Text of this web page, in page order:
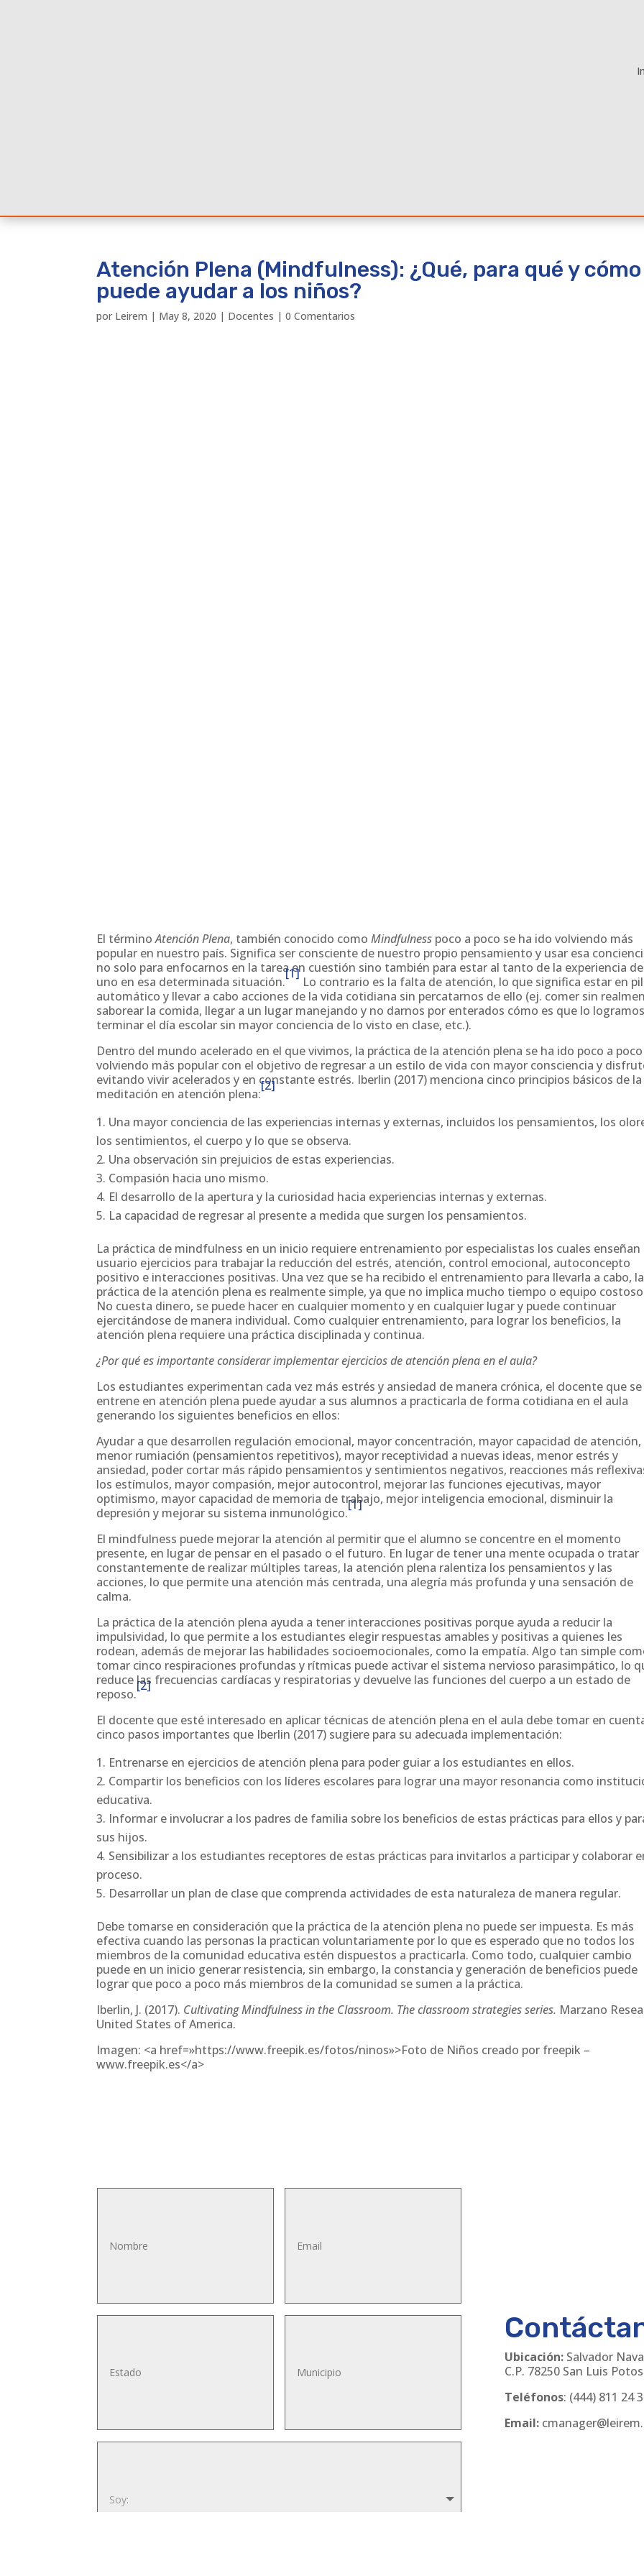
Atención Plena (Mindfulness): ¿Qué, para qué y cómo
puede ayudar a los niños?
por Leirem | May 8, 2020 | Docentes |0 Comentarios
El términoAtención Plena, también conocido comoMindfulness poco a poco se ha ido volviendo más
popular en nuestro país. Significa ser consciente de nuestro propio pensamiento y usar esa
no solo para enfocarnos en la tarea en cuestión sino también para estar al tanto de la experiencia de
uno en esa determinada situación.
[1]
Lo contrario es la falta de atención, lo que significa estar en
automático y llevar a cabo acciones de la vida cotidiana sin percatarnos de ello (ej. comer sin
saborear la comida, llegar a un lugar manejando y no darnos por enterados cómo es que lo
terminar el día escolar sin mayor conciencia de lo visto en clase, etc.).
Dentro del mundo acelerado en el que vivimos, la práctica de la atención plena se ha ido poco a poco
volviendo más popular con el objetivo de regresar a un estilo de vida con mayor consciencia y
evitando vivir acelerados y en constante estrés. Iberlin (2017) menciona cinco principios básicos de la
meditación en atención plena:
[2]
Una mayor conciencia de las experiencias internas y externas, incluidos los pensamientos, los
los sentimientos, el cuerpo y lo que se observa.
Una observación sin prejuicios de estas experiencias.
Compasión hacia uno mismo.
El desarrollo de la apertura y la curiosidad hacia experiencias internas y externas.
La capacidad de regresar al presente a medida que surgen los pensamientos.
La práctica de mindfulness en un inicio requiere entrenamiento por especialistas los cuales enseñan
usuario ejercicios para trabajar la reducción del estrés, atención, control emocional, autoconcepto
positivo e interacciones positivas. Una vez que se ha recibido el entrenamiento para llevarla a cabo, la
práctica de la atención plena es realmente simple, ya que no implica mucho tiempo o equipo
No cuesta dinero, se puede hacer en cualquier momento y en cualquier lugar y puede continuar
ejercitándose de manera individual. Como cualquier entrenamiento, para lograr los beneficios, la
atención plena requiere una práctica disciplinada y continua.
¿Por qué es importante considerar implementar ejercicios de atención plena en el aula?
Los estudiantes experimentan cada vez más estrés y ansiedad de manera crónica, el docente que se
entrene en atención plena puede ayudar a sus alumnos a practicarla de forma cotidiana en el aula
generando los siguientes beneficios en ellos:
Ayudar a que desarrollen regulación emocional, mayor concentración, mayor capacidad de atención,
menor rumiación (pensamientos repetitivos), mayor receptividad a nuevas ideas, menor estrés y
ansiedad, poder cortar más rápido pensamientos y sentimientos negativos, reacciones más
los estímulos, mayor compasión, mejor autocontrol, mejorar las funciones ejecutivas, mayor
optimismo, mayor capacidad de memoria de trabajo, mejor inteligencia emocional, disminuir la
depresión y mejorar su sistema inmunológico.
[1]
El mindfulness puede mejorar la atención al permitir que el alumno se concentre en el momento
presente, en lugar de pensar en el pasado o el futuro. En lugar de tener una mente ocupada o tratar
constantemente de realizar múltiples tareas, la atención plena ralentiza los pensamientos y las
acciones, lo que permite una atención más centrada, una alegría más profunda y una sensación de
calma.
La práctica de la atención plena ayuda a tener interacciones positivas porque ayuda a reducir la
impulsividad, lo que permite a los estudiantes elegir respuestas amables y positivas a quienes les
rodean, además de mejorar las habilidades socioemocionales, como la empatía. Algo tan simple
tomar cinco respiraciones profundas y rítmicas puede activar el sistema nervioso parasimpático, lo
reduce las frecuencias cardíacas y respiratorias y devuelve las funciones del cuerpo a un estado de
reposo.
[2]
El docente que esté interesado en aplicar técnicas de atención plena en el aula debe tomar en
cinco pasos importantes que Iberlin (2017) sugiere para su adecuada implementación:
Entrenarse en ejercicios de atención plena para poder guiar a los estudiantes en ellos.
Compartir los beneficios con los líderes escolares para lograr una mayor resonancia como
educativa.
Informar e involucrar a los padres de familia sobre los beneficios de estas prácticas para ellos y
sus hijos.
Sensibilizar a los estudiantes receptores de estas prácticas para invitarlos a participar y colaborar
proceso.
Desarrollar un plan de clase que comprenda actividades de esta naturaleza de manera regular.
Debe tomarse en consideración que la práctica de la atención plena no puede ser impuesta. Es más
efectiva cuando las personas la practican voluntariamente por lo que es esperado que no todos los
miembros de la comunidad educativa estén dispuestos a practicarla. Como todo, cualquier cambio
puede en un inicio generar resistencia, sin embargo, la constancia y generación de beneficios puede
lograr que poco a poco más miembros de la comunidad se sumen a la práctica.
Iberlin, J. (2017). Cultivating Mindfulness in the Classroom. The classroom strategies series. Marzano
United States of America.
Imagen: <a href=»https://www.freepik.es/fotos/ninos»>Foto de Niños creado por freepik –
www.freepik.es</a>
Ubicación:Salvador
C.P. 78250 San Luis
Teléfonos: (444) 811 24
Email: